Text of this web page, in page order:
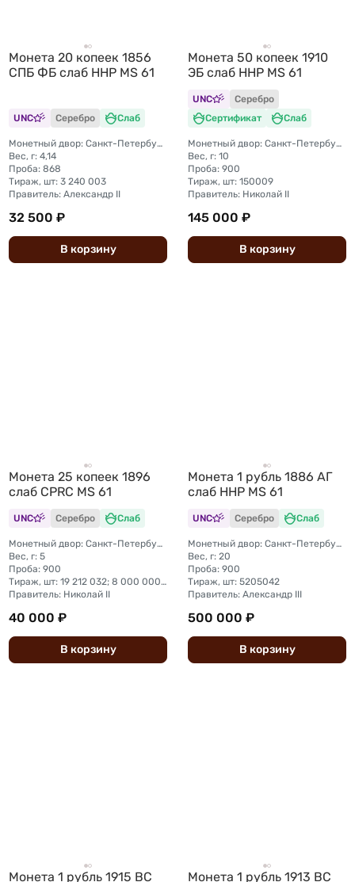
Монета 20 копеек 1856
СПБ ФБ слаб ННР MS 61
UNC Серебро Слаб
Монетный двор: Санкт-Петербургский монетный двор
Вес, г: 4,14
Проба: 868
Тираж, шт: 3 240 003
Правитель: Александр II
32 500 ₽
В корзину
Монета 50 копеек 1910
ЭБ слаб ННР MS 61
UNC
Серебро
Сертификат
Слаб
Монетный двор: Санкт-Петербургский монетный двор
Вес, г: 10
Проба: 900
Тираж, шт: 150009
Правитель: Николай II
145 000 ₽
В корзину
Монета 25 копеек 1896
слаб CPRC MS 61
UNC Серебро Слаб
Монетный двор: Санкт-Петербургский монетный двор; Парижский монетный двор
Вес, г: 5
Проба: 900
Тираж, шт: 19 212 032; 8 000 000 (полностью идентичны 25 копейкам, отчеканенным на С.-Петербургсокмном дворе)
Правитель: Николай II
40 000 ₽
В корзину
Монета 1 рубль 1886 АГ
слаб ННР MS 61
UNC Серебро Слаб
Монетный двор: Санкт-Петербургский монетный двор
Вес, г: 20
Проба: 900
Тираж, шт: 5205042
Правитель: Александр III
500 000 ₽
В корзину
Монета 1 рубль 1915 ВС Монета 1 рубль 1913 ВС